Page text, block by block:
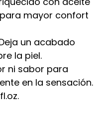
mayor confort
un acabado
la piel.
ni sabor para
en la sensación.